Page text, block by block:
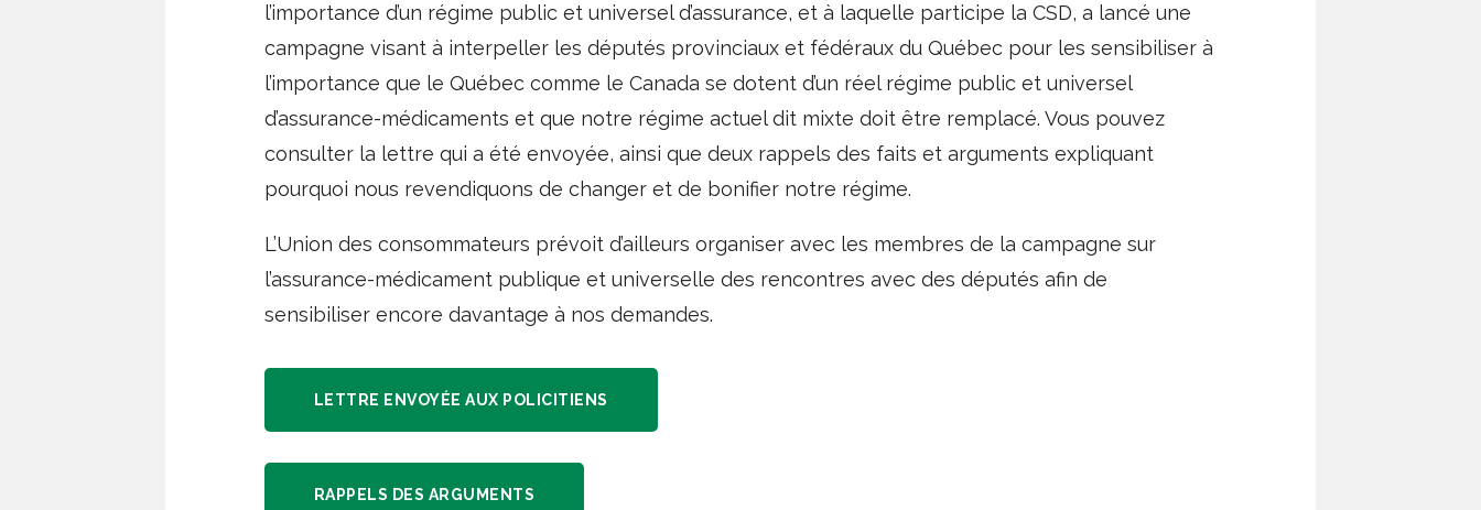
l’importance d’un régime public et universel d’assurance, et à laquelle participe la CSD, a lancé une
campagne visant à interpeller les députés provinciaux et fédéraux du Québec pour les sensibiliser à
l’importance que le Québec comme le Canada se dotent d’un réel régime public et universel
d’assurance-médicaments et que notre régime actuel dit mixte doit être remplacé. Vous pouvez
consulter la lettre qui a été envoyée, ainsi que deux rappels des faits et arguments expliquant
pourquoi nous revendiquons de changer et de bonifier notre régime.
L’Union des consommateurs prévoit d’ailleurs organiser avec les membres de la campagne sur
l’assurance-médicament publique et universelle des rencontres avec des députés afin de
sensibiliser encore davantage à nos demandes.
LETTRE ENVOYÉE AUX POLICITIENS
RAPPELS DES ARGUMENTS